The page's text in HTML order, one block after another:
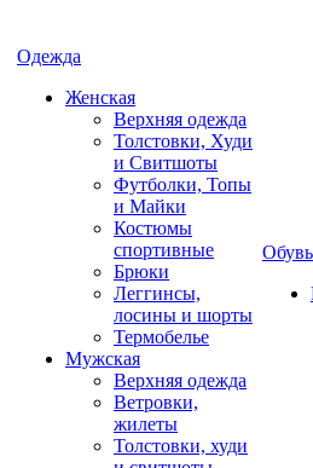
Одежда
Женская
Верхняя одежда
Толстовки, Худи
и Свитшоты
Футболки, Топы
и Майки
Костюмы
спортивные
Брюки
Леггинсы,
лосины и шорты
Термобелье
Мужская
Верхняя одежда
Ветровки,
жилеты
Толстовки, худи
Обувь